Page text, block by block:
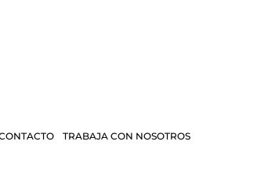
TRABAJA CON NOSOTROS